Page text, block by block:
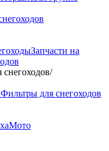
Запчасти на
снегоходов/
Фильтры для снегоходов
Мото